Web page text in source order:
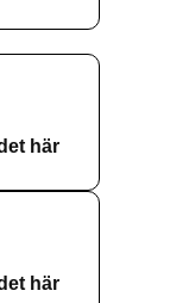
här
här